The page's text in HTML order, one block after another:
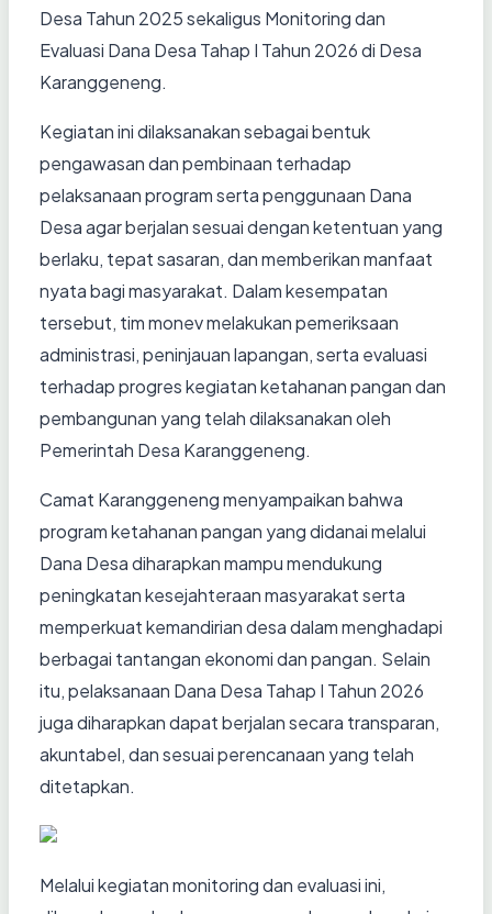
Desa Tahun 2025 sekaligus Monitoring dan
Evaluasi Dana Desa Tahap I Tahun 2026 di Desa
Karanggeneng.
Kegiatan ini dilaksanakan sebagai bentuk
pengawasan dan pembinaan terhadap
pelaksanaan program serta penggunaan Dana
Desa agar berjalan sesuai dengan ketentuan yang
berlaku, tepat sasaran, dan memberikan manfaat
nyata bagi masyarakat. Dalam kesempatan
tersebut, tim monev melakukan pemeriksaan
administrasi, peninjauan lapangan, serta evaluasi
terhadap progres kegiatan ketahanan pangan dan
pembangunan yang telah dilaksanakan oleh
Pemerintah Desa Karanggeneng.
Camat Karanggeneng menyampaikan bahwa
program ketahanan pangan yang didanai melalui
Dana Desa diharapkan mampu mendukung
peningkatan kesejahteraan masyarakat serta
memperkuat kemandirian desa dalam menghadapi
berbagai tantangan ekonomi dan pangan. Selain
itu, pelaksanaan Dana Desa Tahap I Tahun 2026
juga diharapkan dapat berjalan secara transparan,
akuntabel, dan sesuai perencanaan yang telah
ditetapkan.
Melalui kegiatan monitoring dan evaluasi ini,